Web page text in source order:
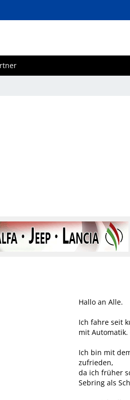
Hallo an Alle.
Ich fahre seit
mit Automatik.
Ich bin mit
zufrieden,
da ich früher
Sebring als